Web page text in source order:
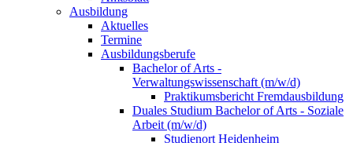
Ausbildung
Aktuelles
Termine
Ausbildungsberufe
Bachelor of Arts -
Verwaltungswissenschaft (m/w/d)
Praktikumsbericht Fremdausbildung
Duales Studium Bachelor of Arts - Soziale
Arbeit (m/w/d)
Studienort Heidenheim